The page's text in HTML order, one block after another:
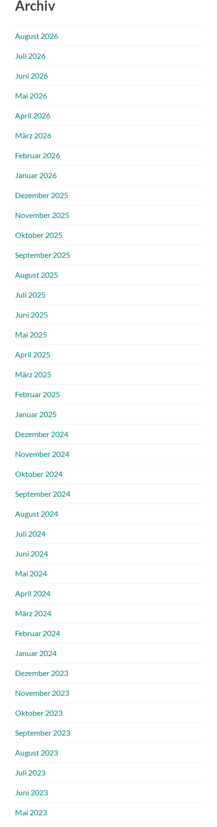
Archiv
August 2026
Juli 2026
Juni 2026
Mai 2026
April 2026
März 2026
Februar 2026
Januar 2026
Dezember 2025
November 2025
Oktober 2025
September 2025
August 2025
Juli 2025
Juni 2025
Mai 2025
April 2025
März 2025
Februar 2025
Januar 2025
Dezember 2024
November 2024
Oktober 2024
September 2024
August 2024
Juli 2024
Juni 2024
Mai 2024
April 2024
März 2024
Februar 2024
Januar 2024
Dezember 2023
November 2023
Oktober 2023
September 2023
August 2023
Juli 2023
Juni 2023
Mai 2023